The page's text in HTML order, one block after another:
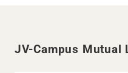
JV-Campus Mutual